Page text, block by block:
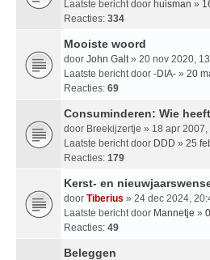
Laatste bericht door huisman »
Reacties: 334
Mooiste woord
door John Galt » 20 nov 2020,
Laatste bericht door -DIA- » 20
Reacties: 69
Consuminderen: Wie
door Breekijzertje » 18 apr 2007,
Laatste bericht door DDD » 25
Reacties: 179
Kerst- en
door Tiberius » 24 dec 2024,
Laatste bericht door Mannetje »
Reacties: 49
Beleggen